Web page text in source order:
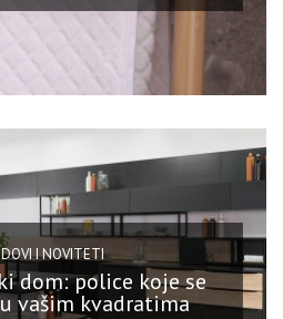
I NOVITETI
dom: police koje se
vašim kvadratima